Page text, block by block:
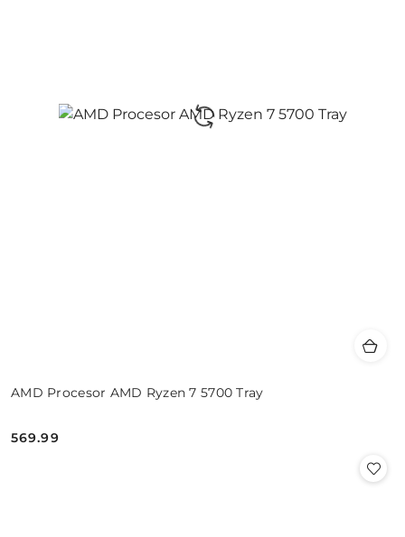
AMD Procesor AMD Ryzen 7 5700 Tray
Cena:
569.99